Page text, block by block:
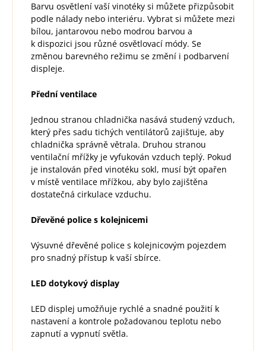
Barvu osvětlení vaší vinotéky si můžete přizpůsobit
podle nálady nebo interiéru. Vybrat si můžete mezi
bílou, jantarovou nebo modrou barvou a
k dispozici jsou různé osvětlovací módy. Se
změnou barevného režimu se změní i podbarvení
displeje.
Přední ventilace
Jednou stranou chladnička nasává studený vzduch,
který přes sadu tichých ventilátorů zajišťuje, aby
chladnička správně větrala. Druhou stranou
ventilační mřížky je vyfukován vzduch teplý. Pokud
je instalován před vinotéku sokl, musí být opařen
v místě ventilace mřížkou, aby bylo zajištěna
dostatečná cirkulace vzduchu.
Dřevěné police s kolejnicemi
Výsuvné dřevěné police s kolejnicovým pojezdem
pro snadný přístup k vaší sbírce.
LED dotykový display
LED displej umožňuje rychlé a snadné použití k
nastavení a kontrole požadovanou teplotu nebo
zapnutí a vypnutí světla.